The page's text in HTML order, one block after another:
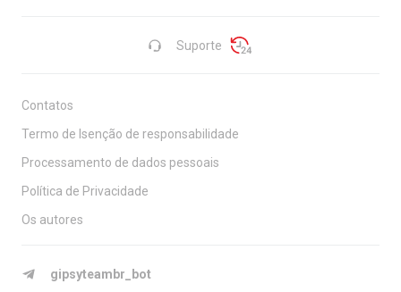
Suporte
Contatos
Termo de Isenção de responsabilidade
Processamento de dados pessoais
Política de Privacidade
Os autores
gipsyteambr_bot